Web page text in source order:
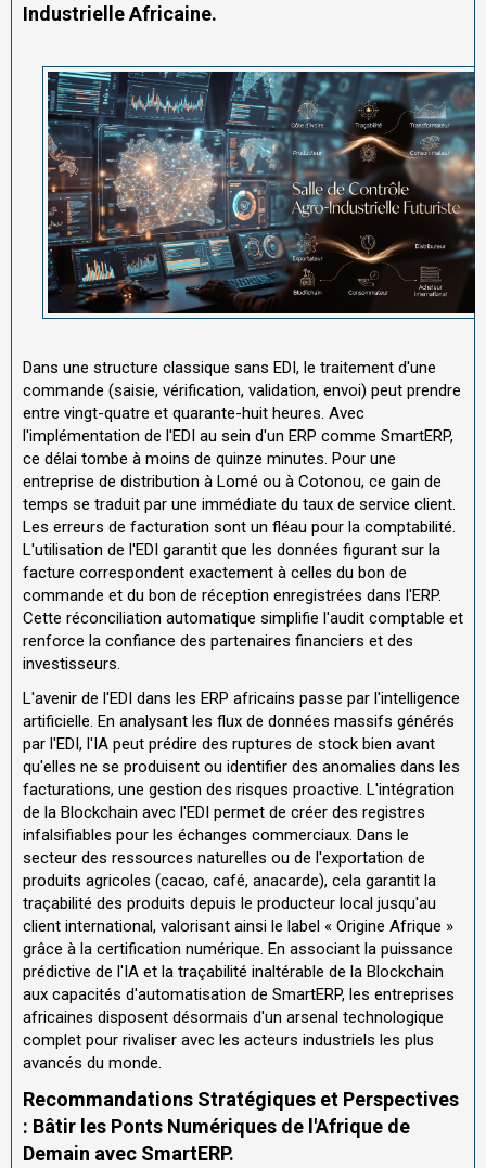
Industrielle Africaine.
Dans une structure classique sans EDI, le traitement d'une
commande (saisie, vérification, validation, envoi) peut prendre
entre vingt-quatre et quarante-huit heures. Avec
l'implémentation de l'EDI au sein d'un ERP comme SmartERP,
ce délai tombe à moins de quinze minutes. Pour une
entreprise de distribution à Lomé ou à Cotonou, ce gain de
temps se traduit par une immédiate du taux de service client.
Les erreurs de facturation sont un fléau pour la comptabilité.
L'utilisation de l'EDI garantit que les données figurant sur la
facture correspondent exactement à celles du bon de
commande et du bon de réception enregistrées dans l'ERP.
Cette réconciliation automatique simplifie l'audit comptable et
renforce la confiance des partenaires financiers et des
investisseurs.
L'avenir de l'EDI dans les ERP africains passe par l'intelligence
artificielle. En analysant les flux de données massifs générés
par l'EDI, l'IA peut prédire des ruptures de stock bien avant
qu'elles ne se produisent ou identifier des anomalies dans les
facturations, une gestion des risques proactive. L'intégration
de la Blockchain avec l'EDI permet de créer des registres
infalsifiables pour les échanges commerciaux. Dans le
secteur des ressources naturelles ou de l'exportation de
produits agricoles (cacao, café, anacarde), cela garantit la
traçabilité des produits depuis le producteur local jusqu'au
client international, valorisant ainsi le label « Origine Afrique »
grâce à la certification numérique. En associant la puissance
prédictive de l'IA et la traçabilité inaltérable de la Blockchain
aux capacités d'automatisation de SmartERP, les entreprises
africaines disposent désormais d'un arsenal technologique
complet pour rivaliser avec les acteurs industriels les plus
avancés du monde.
Recommandations Stratégiques et Perspectives
: Bâtir les Ponts Numériques de l'Afrique de
Demain avec SmartERP.